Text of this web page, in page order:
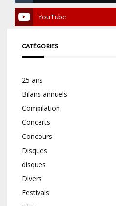
YouTube
CATÉGORIES
25 ans
Bilans annuels
Compilation
Concerts
Concours
Disques
disques
Divers
Festivals